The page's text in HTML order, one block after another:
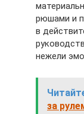
рюшами и
в
нежели
за